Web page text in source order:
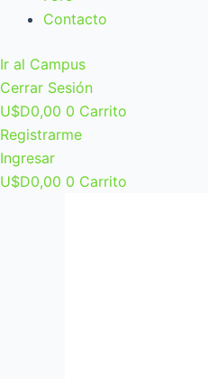
Contacto
Ir al Campus
Cerrar Sesión
U$D0,00 0 Carrito
Registrarme
Ingresar
U$D0,00 0 Carrito